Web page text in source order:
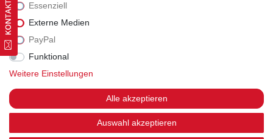
Essenziell
Externe Medien
PayPal
Funktional
Weitere Einstellungen
Alle akzeptieren
Auswahl akzeptieren